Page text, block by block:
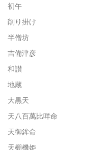
初午
削り掛け
半僧坊
吉備津彦
和讃
地蔵
大黒天
天八百萬比咩命
天御鉾命
天棚機姫